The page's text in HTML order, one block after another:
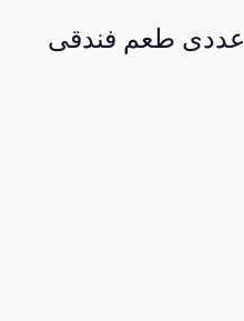
کافی میکس گوددی 35 عددی طعم فندقی